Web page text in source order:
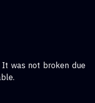
was not broken due